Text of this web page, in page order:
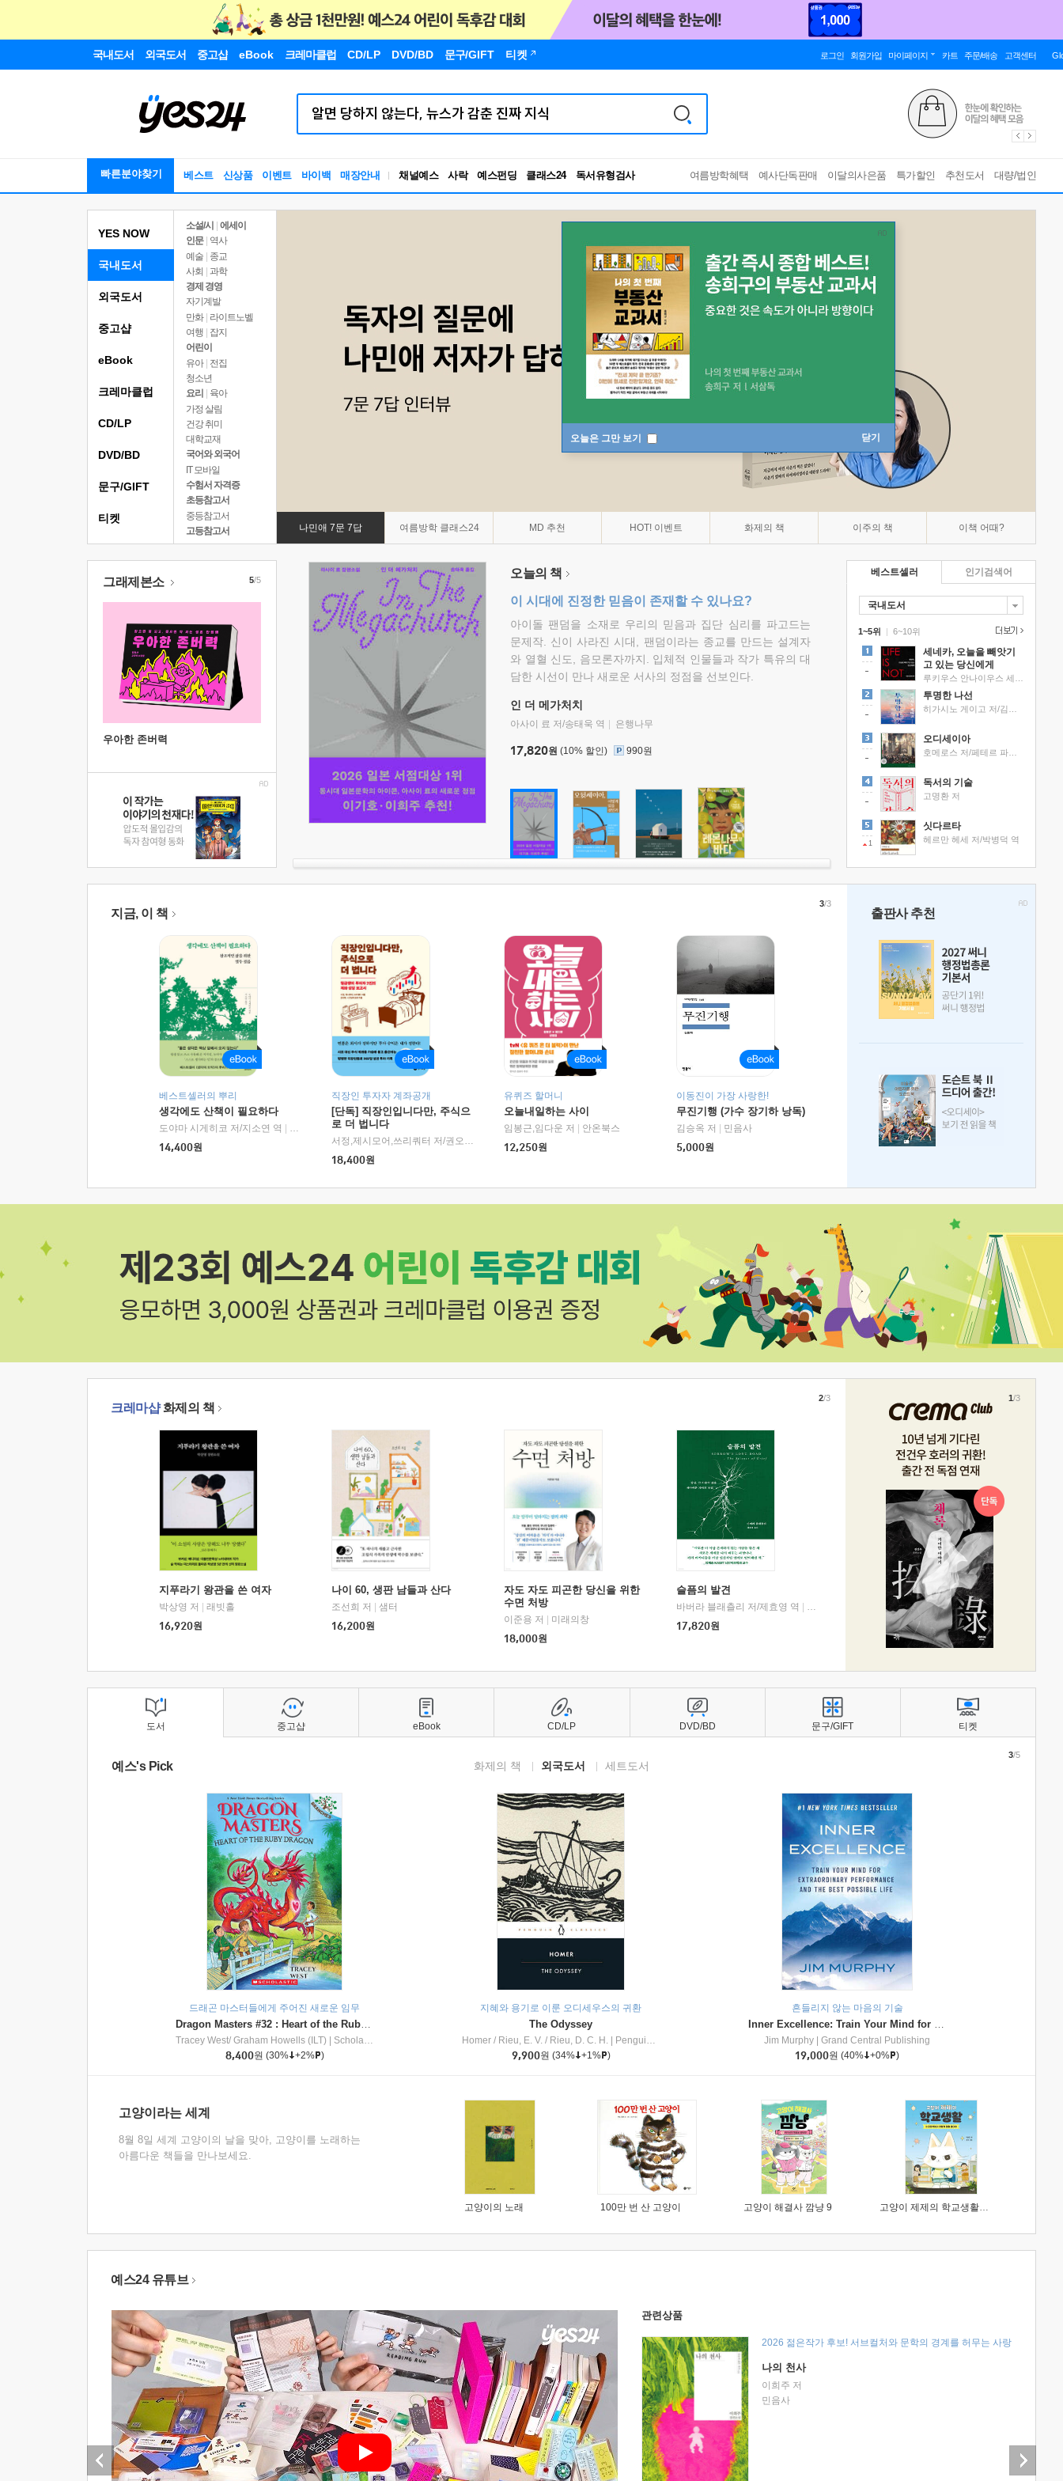
국내도서 외국도서 중고샵 eBook 크레마클럽 CD/LP DVD/BD 문구/GIFT 티켓 로그인 회원가입 마이페이지 카트 주문/배송 고객센터
빠른분야찾기 베스트 신상품 이벤트 바이백 매장안내 채널예스 사락 예스펀딩 클래스24 독서유형검사
RBTI Lab
여름방학혜택 예사단독판매 이달의사은품 특가할인 추천도서 대량/법인
오늘은 그만 보기 닫기
YES NOW
국내도서
소설/시
에세이
인문
역사
예술 | 종교
사회 | 과학
경제 경영
자기계발
만화 | 라이트노벨
여행
잡지
어린이
유아 | 전집
청소년
요리
육아
가정 살림
건강 취미
대학교재
국어와 외국어
IT 모바일
수험서 자격증
초등참고서
중등참고서
고등참고서
나민애 7문 7답 여름방학 클래스24 MD 추천 HOT! 이벤트 화제의 책 이주의 책 이책 어때?
외국도서
중고샵
eBook
크레마클럽
CD/LP
DVD/BD
문구/GIFT
티켓
그래제본소
우아한 존버력
5/5 오늘의 책
이 시대에 진정한 믿음이 존재할 수 있나요?
아이돌 팬덤을 소재로 우리의 믿음과 집단 심리를 파고드는
문제작. 신이 사라진 시대, 팬덤이라는 종교를 만드는 설계자
와 열혈 신도, 음모론자까지. 입체적 인물들과 작가 특유의 대
담한 시선이 만나 새로운 서사의 정점을 선보인다.
인 더 메가처치
아사이 료 저/송태욱 역 은행나무
17,820원 (10% 할인) 990원
베스트셀러
국내도서
1~5위 |
세네카, 오늘을 빼앗기
고 있는 당신에게
투명한 나선
오디세이아
독서의 기술
고명환 저
1
싯다르타
헤르만 헤세 저/박병덕 역
6~10위
인기검색어
지금, 이 책
베스트셀러의 뿌리
생각에도 산책이 필요하다
도야마 시게히코 저/지소연 역
알에이치코리아(RHK)
14,400원
직장인 투자자 계좌공개
[단독] 직장인입니다만, 주식으
로 더 법니다
서정,제시모어,쓰리쿼터 저/권오태,시그널리포트 편
18,400원
유퀴즈 할머니
오늘내일하는 사이
임봉근,임다운 저
안온북스
12,250원
이동진이 가장 사랑한!
무진기행 (가수 장기하 낭독)
김승옥 저
민음사
5,000원
3/3
출판사 추천
크레마샵화제의 책
지푸라기 왕관을 쓴 여자
박상영 저
래빗홀
16,920원
나이 60, 생판 남들과 산다
조선희 저
샘터
16,200원
자도 자도 피곤한 당신을 위한
수면 처방
이준용 저
미래의창
18,000원
슬픔의 발견
바버라 블래츨리 저/제효영 역
디플롯
17,820원
2/3 1/3
도서
예스's Pick 화제의 책 외국도서 세트도서
드래곤 마스터들에게 주어진 새로운 임무
Dragon Masters #32 : Heart of the Ruby Dragon (A Branches Book)
Tracey West/ Graham Howells (ILT)
Scholastic Inc
8,400원 (30% +2% )
지혜와 용기로 이룬 오디세우스의 귀환
The Odyssey
Homer / Rieu, E. V. / Rieu, D. C. H.
Penguin Group
9,900원 (34% +1% )
흔들리지 않는 마음의 기술
Inner Excellence: Train Your Mind for Extraordinary Performance and the Best Possible Life
Jim Murphy
Grand Central Publishing
19,000원 (40% +0% )
3/5
고양이라는 세계
8월 8일 세계 고양이의 날을 맞아, 고양이를 노래하는
아름다운 책들을 만나보세요.
고양이의 노래 100만 번 산 고양이 고양이 해결사 깜냥 9 고양이 제제의 학교생활 1 : 초등학생이 이렇게 힘들 줄이야
중고샵 eBook CD/LP DVD/BD 문구/GIFT 티켓
예스24 유튜브
관련상품
2026 젊은작가 후보! 서브컬처와 문학의 경계를 허무는 사랑
나의 천사
이희주 저
민음사